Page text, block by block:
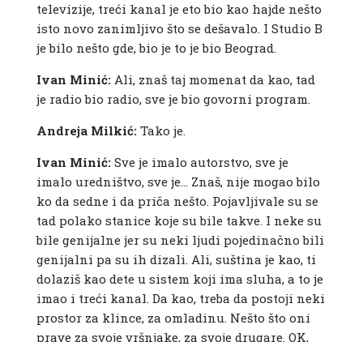
televizije, treći kanal je eto bio kao hajde nešto
isto novo zanimljivo što se dešavalo. I Studio B
je bilo nešto gde, bio je to je bio Beograd.
Ivan Minić: Ali, znaš taj momenat da kao, tad
je radio bio radio, sve je bio govorni program.
Andreja Milkić: Tako je.
Ivan Minić: Sve je imalo autorstvo, sve je
imalo uredništvo, sve je… Znaš, nije mogao bilo
ko da sedne i da priča nešto. Pojavljivale su se
tad polako stanice koje su bile takve. I neke su
bile genijalne jer su neki ljudi pojedinačno bili
genijalni pa su ih dizali. Ali, suština je kao, ti
dolaziš kao dete u sistem koji ima sluha, a to je
imao i treći kanal. Da kao, treba da postoji neki
prostor za klince, za omladinu. Nešto što oni
prave za svoje vršnjake, za svoje drugare. OK,